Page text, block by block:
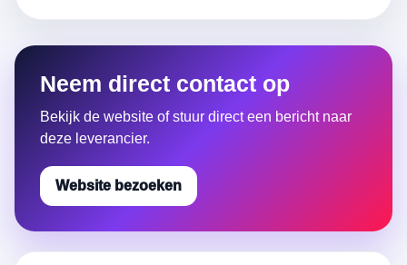
Neem direct contact op
Bekijk de website of stuur direct een bericht naar
deze leverancier.
Website bezoeken